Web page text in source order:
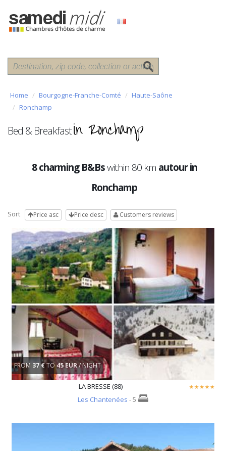
Home Bourgogne-Franche-Comté
Haute-Saône
Ronchamp
Bed & Breakfastin Ronchamp
8 charming B&Bswithin 80 km autour in
Ronchamp
Sort Price asc Price desc Customers reviews
FROM 37 €TO45 EUR/ NIGHT
LA BRESSE (88)
Les Chantenées - 5